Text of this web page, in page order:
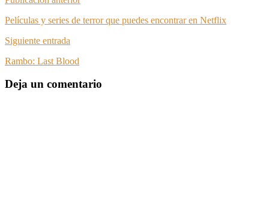
Películas y series de terror que puedes encontrar en Netflix
Siguiente entrada
Rambo: Last Blood
Deja un comentario